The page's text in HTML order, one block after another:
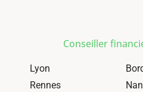
Conseiller
Lyon
Rennes